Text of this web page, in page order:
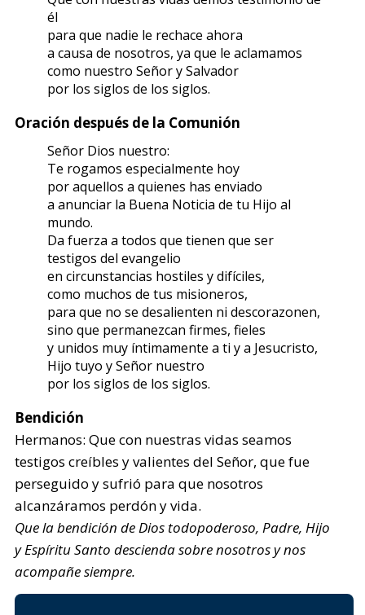
él
para que nadie le rechace ahora
a causa de nosotros, ya que le aclamamos
como nuestro Señor y Salvador
por los siglos de los siglos.
Oración después de la Comunión
Señor Dios nuestro:
Te rogamos especialmente hoy
por aquellos a quienes has enviado
a anunciar la Buena Noticia de tu Hijo al
mundo.
Da fuerza a todos que tienen que ser
testigos del evangelio
en circunstancias hostiles y difíciles,
como muchos de tus misioneros,
para que no se desalienten ni descorazonen,
sino que permanezcan firmes, fieles
y unidos muy íntimamente a ti y a Jesucristo,
Hijo tuyo y Señor nuestro
por los siglos de los siglos.
Bendición
Hermanos: Que con nuestras vidas seamos
testigos creíbles y valientes del Señor, que fue
perseguido y sufrió para que nosotros
alcanzáramos perdón y vida.
Que la bendición de Dios todopoderoso, Padre, Hijo
y Espíritu Santo descienda sobre nosotros y nos
acompañe siempre.